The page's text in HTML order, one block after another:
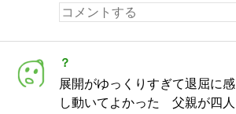
？
展開がゆっくりすぎて退屈に
し動いてよかった 父親が四